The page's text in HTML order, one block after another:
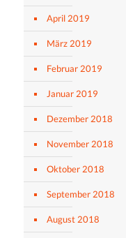
April 2019
März 2019
Februar 2019
Januar 2019
Dezember 2018
November 2018
Oktober 2018
September 2018
August 2018